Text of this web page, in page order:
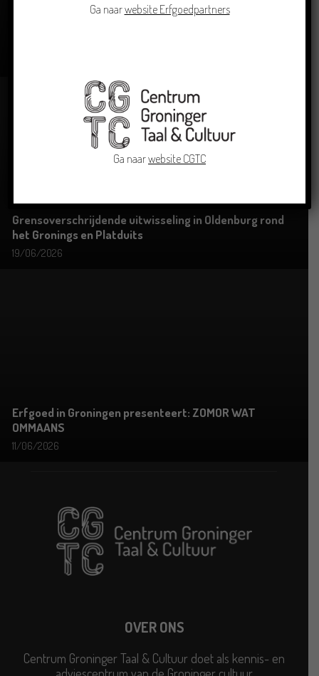
Grensoverschrijdende uitwisseling in Oldenburg rond
het Gronings en Platduits
19/06/2026
Erfgoed in Groningen presenteert: ZOMOR WAT
OMMAANS
11/06/2026
OVER ONS
Centrum Groninger Taal & Cultuur doet als kennis- en
Ga naarwebsite Erfgoedpartners
Ga naarwebsite CGTC